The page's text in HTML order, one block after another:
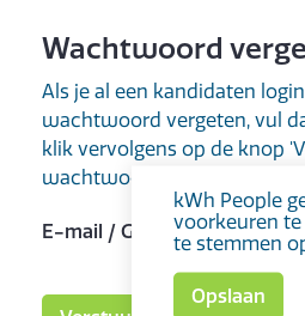
Wachtwoord
Als je al een kandidaten
wachtwoord vergeten, vul
klik vervolgens op de knop
wachtwoord zal hierna
E-mail / Gebruikersnaam:
kWh People
voorkeuren
te stemmen